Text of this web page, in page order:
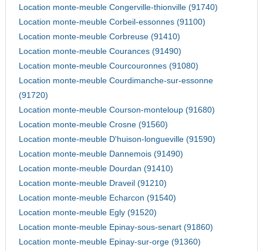
Location monte-meuble Congerville-thionville (91740)
Location monte-meuble Corbeil-essonnes (91100)
Location monte-meuble Corbreuse (91410)
Location monte-meuble Courances (91490)
Location monte-meuble Courcouronnes (91080)
Location monte-meuble Courdimanche-sur-essonne
(91720)
Location monte-meuble Courson-monteloup (91680)
Location monte-meuble Crosne (91560)
Location monte-meuble D'huison-longueville (91590)
Location monte-meuble Dannemois (91490)
Location monte-meuble Dourdan (91410)
Location monte-meuble Draveil (91210)
Location monte-meuble Echarcon (91540)
Location monte-meuble Egly (91520)
Location monte-meuble Epinay-sous-senart (91860)
Location monte-meuble Epinay-sur-orge (91360)